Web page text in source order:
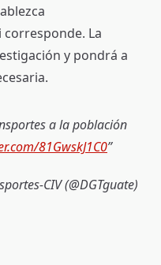
La
y pondrá a
a la población
81GwskJ1C0
CIV (@DGTguate)